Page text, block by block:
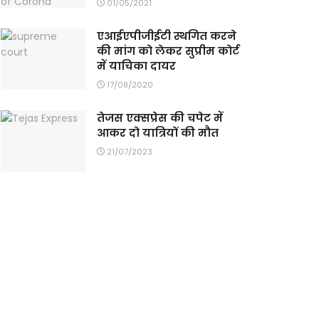
01/05/2021
एआईएपीजीईटी स्थगित करने
की मांग को लेकर सुप्रीम कोर्ट
में याचिका दायर
17/08/2020
तेजस एक्सप्रेस की चपेट में
आकर दो यात्रियों की मौत
21/07/2023